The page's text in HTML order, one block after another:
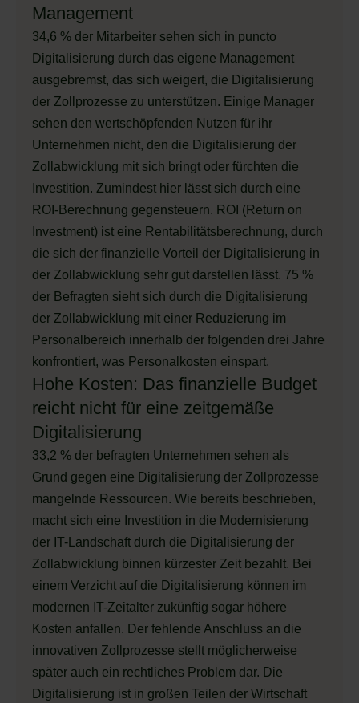
Management
34,6 % der Mitarbeiter sehen sich in puncto
Digitalisierung durch das eigene Management
ausgebremst, das sich weigert, die Digitalisierung
der Zollprozesse zu unterstützen. Einige Manager
sehen den wertschöpfenden Nutzen für ihr
Unternehmen nicht, den die Digitalisierung der
Zollabwicklung mit sich bringt oder fürchten die
Investition. Zumindest hier lässt sich durch eine
ROI-Berechnung gegensteuern. ROI (Return on
Investment) ist eine Rentabilitätsberechnung, durch
die sich der finanzielle Vorteil der Digitalisierung in
der Zollabwicklung sehr gut darstellen lässt. 75 %
der Befragten sieht sich durch die Digitalisierung
der Zollabwicklung mit einer Reduzierung im
Personalbereich innerhalb der folgenden drei Jahre
konfrontiert, was Personalkosten einspart.
Hohe Kosten: Das finanzielle Budget
reicht nicht für eine zeitgemäße
Digitalisierung
33,2 % der befragten Unternehmen sehen als
Grund gegen eine Digitalisierung der Zollprozesse
mangelnde Ressourcen. Wie bereits beschrieben,
macht sich eine Investition in die Modernisierung
der IT-Landschaft durch die Digitalisierung der
Zollabwicklung binnen kürzester Zeit bezahlt. Bei
einem Verzicht auf die Digitalisierung können im
modernen IT-Zeitalter zukünftig sogar höhere
Kosten anfallen. Der fehlende Anschluss an die
innovativen Zollprozesse stellt möglicherweise
später auch ein rechtliches Problem dar. Die
Digitalisierung ist in großen Teilen der Wirtschaft